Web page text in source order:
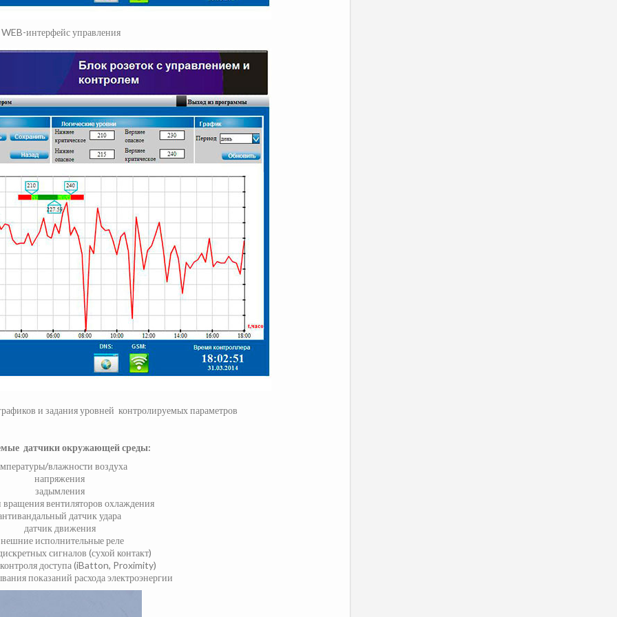
интерфейс управления
и задания уровней контролируемых параметров
датчики окружающей среды:
влажности воздуха
напряжения
задымления
вращения вентиляторов охлаждения
датчик удара
датчик движения
исполнительные реле
сигналов (сухой контакт)
доступа (iBatton, Proximity)
показаний расхода электроэнергии